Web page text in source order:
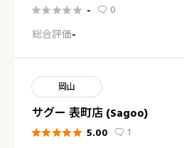
 -  0
総合評価-
岡山
サグー 表町店 (Sagoo)
 5.00  1